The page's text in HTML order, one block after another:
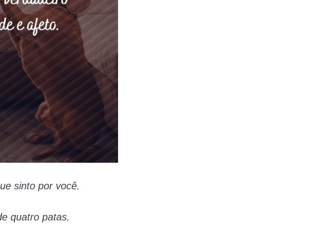
sinto por você.
quatro patas.